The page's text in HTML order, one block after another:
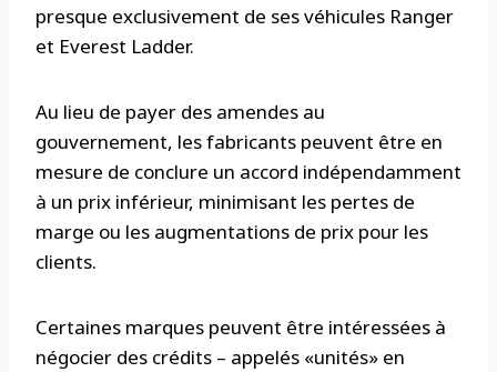
presque exclusivement de ses véhicules Ranger
et Everest Ladder.
Au lieu de payer des amendes au
gouvernement, les fabricants peuvent être en
mesure de conclure un accord indépendamment
à un prix inférieur, minimisant les pertes de
marge ou les augmentations de prix pour les
clients.
Certaines marques peuvent être intéressées à
négocier des crédits – appelés «unités» en